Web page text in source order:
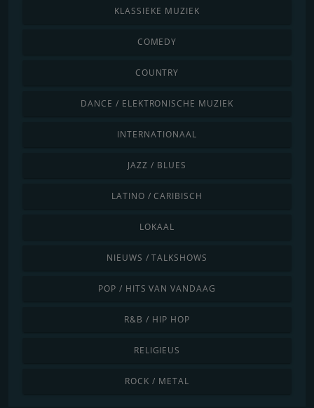
KLASSIEKE MUZIEK
COMEDY
COUNTRY
DANCE / ELEKTRONISCHE MUZIEK
INTERNATIONAAL
JAZZ / BLUES
LATINO / CARIBISCH
LOKAAL
NIEUWS / TALKSHOWS
POP / HITS VAN VANDAAG
R&B / HIP HOP
RELIGIEUS
ROCK / METAL